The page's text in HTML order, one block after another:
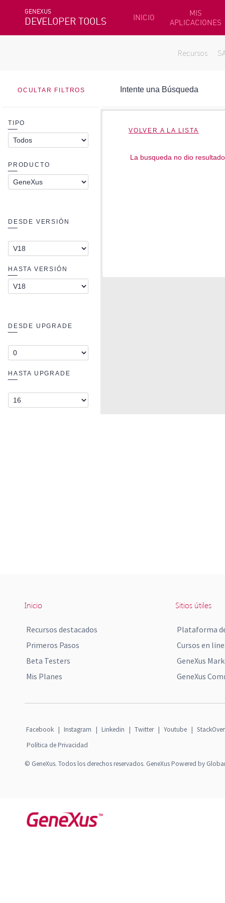
GENEXUS
DEVELOPER TOOLS INICIO
MIS
APLICACIONES
Recursos
Inicio
Recursos destacados
Primeros Pasos
Beta Testers
Mis Planes
Sitios útiles
Plataforma
Cursos en
GeneXus
GeneXus
Facebook | Instagram | Linkedin | Twitter | Youtube |
Política de Privacidad
© GeneXus. Todos los derechos reservados. GeneXus Powered by